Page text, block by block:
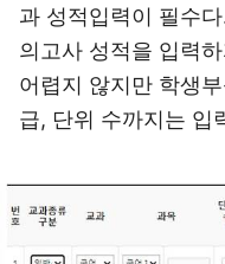
과 성적입력이 필수
의고사 성적을 입력
어렵지 않지만 학생
급, 단위 수까지는 입